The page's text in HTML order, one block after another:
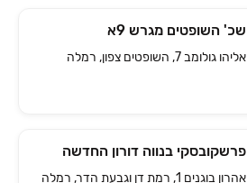
שכ' השופטים מגרש 9א
אליהו גולומב 7, השופטים צפון, רמלה
פרשקובסקי בנווה דורון החדשה
אהרון בוגנים 1, רמת דן וגבעת הדר, רמלה